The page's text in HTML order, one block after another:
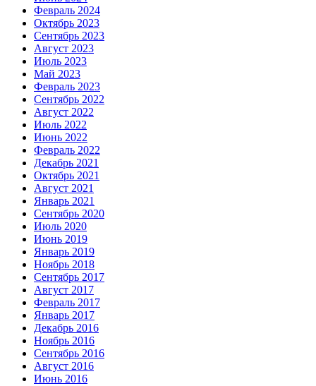
Февраль 2024
Октябрь 2023
Сентябрь 2023
Август 2023
Июль 2023
Май 2023
Февраль 2023
Сентябрь 2022
Август 2022
Июль 2022
Июнь 2022
Февраль 2022
Декабрь 2021
Октябрь 2021
Август 2021
Январь 2021
Сентябрь 2020
Июль 2020
Июнь 2019
Январь 2019
Ноябрь 2018
Сентябрь 2017
Август 2017
Февраль 2017
Январь 2017
Декабрь 2016
Ноябрь 2016
Сентябрь 2016
Август 2016
Июнь 2016